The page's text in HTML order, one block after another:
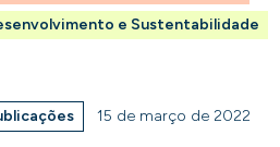
e Sustentabilidade
15 de março de 2022